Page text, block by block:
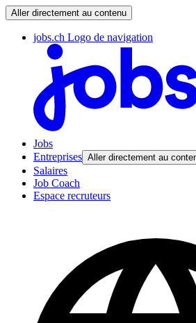
Aller directement au contenu
jobs.ch Logo de navigation
Jobs
Entreprises Aller directement au
Salaires
Job Coach
Espace recruteurs